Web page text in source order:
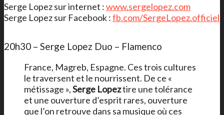
Serge Lopez sur internet :www.sergelopez.com
Serge Lopez sur Facebook :fb.com/SergeLopez.officiel
20h30 – Serge Lopez Duo – Flamenco
France, Magreb, Espagne. Ces trois cultures
le traversent et le nourrissent. De ce «
métissage »,Serge Lopeztire une tolérance
et une ouverture d’esprit rares, ouverture
que l’on retrouve dans sa musique où ces